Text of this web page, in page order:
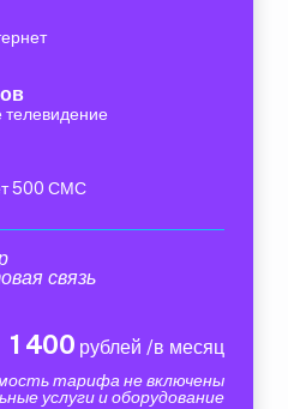
телевидение
500 СМС
связь
1 400 рублей /в месяц
тарифа не включены
услуги и оборудование